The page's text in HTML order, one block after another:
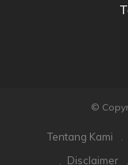
©
Tentang Kami
Disclaimer